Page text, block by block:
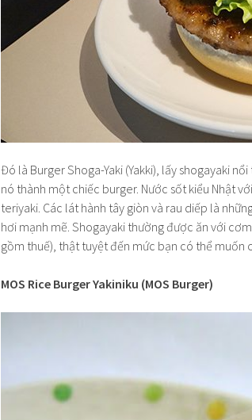
Đó là Burger Shoga-Yaki (Yakki), lấy shogayaki
nó thành một chiếc burger. Nước sốt kiểu Nhật
teriyaki. Các lát hành tây giòn và rau diếp là
hơi mạnh mẽ. Shogayaki thường được ăn với
gồm thuế), thật tuyệt đến mức bạn có thể muốn
MOS Rice Burger Yakiniku (MOS Burger)